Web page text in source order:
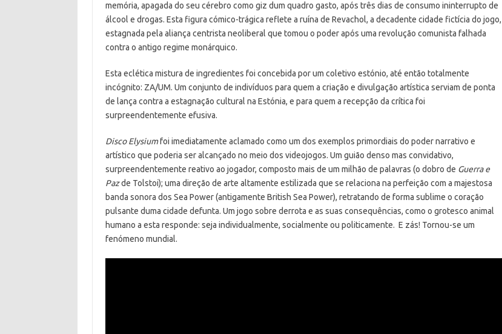
memória, apagada do seu cérebro como giz dum quadro gasto, após três dias de consumo ininterrupto de
álcool e drogas. Esta figura cómico-trágica reflete a ruína de Revachol, a decadente cidade fictícia do jogo,
estagnada pela aliança centrista neoliberal que tomou o poder após uma revolução comunista falhada
contra o antigo regime monárquico.
Esta eclética mistura de ingredientes foi concebida por um coletivo estónio, até então totalmente
incógnito: ZA/UM. Um conjunto de indivíduos para quem a criação e divulgação artística serviam de ponta
de lança contra a estagnação cultural na Estónia, e para quem a recepção da crítica foi
surpreendentemente efusiva.
Disco Elysiumfoi imediatamente aclamado como um dos exemplos primordiais do poder narrativo e
artístico que poderia ser alcançado no meio dos videojogos. Um guião denso mas convidativo,
surpreendentemente reativo ao jogador, composto mais de um milhão de palavras (o dobro de Guerra e
Pazde Tolstoi); uma direção de arte altamente estilizada que se relaciona na perfeição com a majestosa
banda sonora dos Sea Power (antigamente British Sea Power), retratando de forma sublime o coração
pulsante duma cidade defunta. Um jogo sobre derrota e as suas consequências, como o grotesco animal
humano a esta responde: seja individualmente, socialmente ou politicamente. E zás! Tornou-se um
fenómeno mundial.